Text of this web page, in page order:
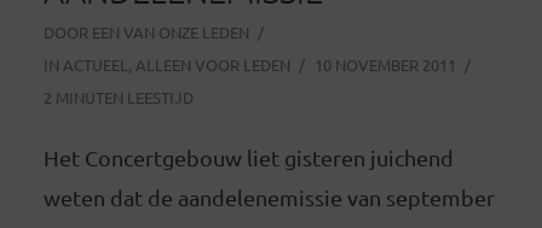
DOOR EEN VAN ONZE LEDEN
IN ACTUEEL , ALLEEN VOOR LEDEN
10 NOVEMBER 2011
2 MINUTEN LEESTIJD
Het Concertgebouw liet gisteren juichend
weten dat de aandelenemissie van september